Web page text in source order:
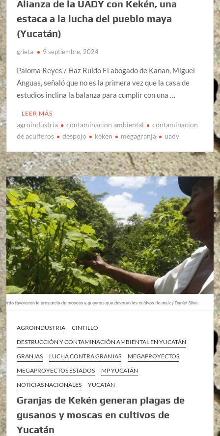
Alianza de la UADY con Kekén, una
estaca a la lucha del pueblo maya
(Yucatán)
grieta 9 septiembre, 2024
Paloma Reyes / Haz Ruido El abogado de Kanan, Miguel
Anguas, señaló que no es la primera vez que la casa de
estudios inclina la balanza para cumplir con una …
LEER MÁS
agroindustria contaminacion ambiental
contaminacion
de acuiferos
despojo keken megagranja uady
AGROINDUSTRIA
CINTILLO
DESTRUCCIÓN Y CONTAMINACIÓN AMBIENTAL EN YUCATÁN
GRANJAS
LUCHA CONTRA GRANJAS
MEGAPROYECTOS
MEGAPROYECTOS ESTADOS
MP YUCATÁN
NOTICIAS NACIONALES
YUCATÁN
Granjas de Kekén generan plagas de
gusanos y moscas en cultivos de
Yucatán